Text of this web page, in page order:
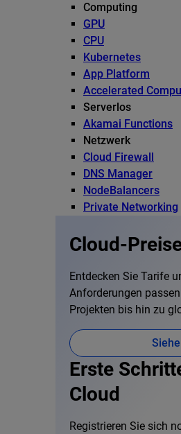
Computing
GPU
CPU
Kubernetes
App Platform
Accelerated
Serverlos
Akamai Functions
Netzwerk
Cloud Firewall
DNS Manager
NodeBalancers
Private Networking
Cloud-
Entdecken Sie Tarife
Anforderungen
Projekten bis hin zu
Erste
Cloud
Registrieren Sie sich